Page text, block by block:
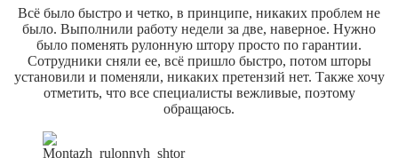
Всё было быстро и четко, в принципе, никаких проблем не
было. Выполнили работу недели за две, наверное. Нужно
было поменять рулонную штору просто по гарантии.
Сотрудники сняли ее, всё пришло быстро, потом шторы
установили и поменяли, никаких претензий нет. Также хочу
отметить, что все специалисты вежливые, поэтому
обращаюсь.